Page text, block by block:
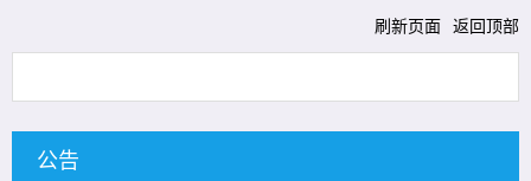
刷新页面 返回顶部
公告